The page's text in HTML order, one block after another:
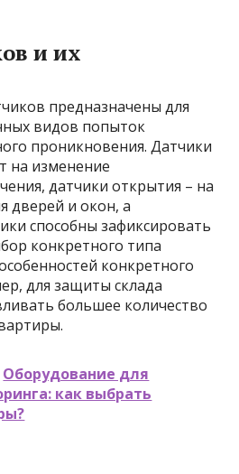
и их
предназначены для
видов попыток
проникновения. Датчики
на изменение
датчики открытия – на
дверей и окон, а
способны зафиксировать
конкретного типа
конкретного
для защиты склада
большее количество
Оборудование для
как выбрать